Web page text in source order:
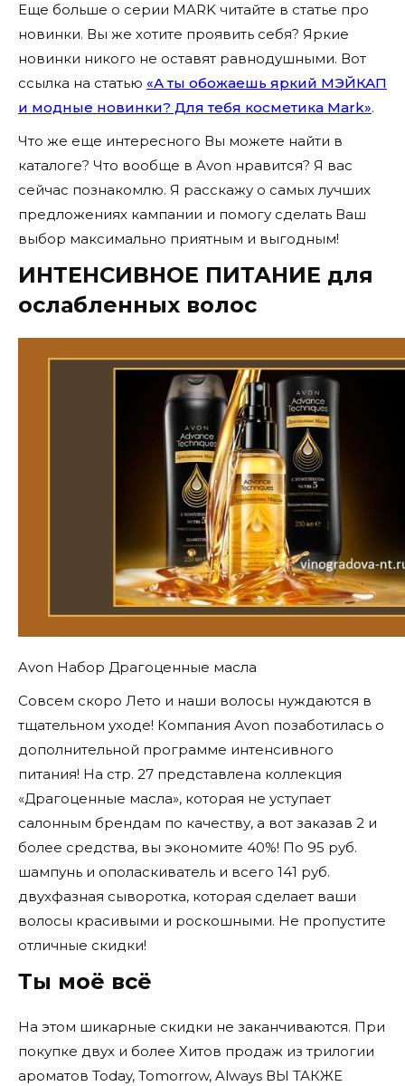
Еще больше о серии MARK читайте в статье про
новинки. Вы же хотите проявить себя? Яркие
новинки никого не оставят равнодушными. Вот
ссылка на статью «А ты обожаешь яркий МЭЙКАП
и модные новинки? Для тебя косметика Mark».
Что же еще интересного Вы можете найти в
каталоге? Что вообще в Avon нравится? Я вас
сейчас познакомлю. Я расскажу о самых лучших
предложениях кампании и помогу сделать Ваш
выбор максимально приятным и выгодным!
ИНТЕНСИВНОЕ ПИТАНИЕ для
ослабленных волос
Avon Набор Драгоценные масла
Совсем скоро Лето и наши волосы нуждаются в
тщательном уходе! Компания Аvon позаботилась о
дополнительной программе интенсивного
питания! На стр. 27 представлена коллекция
«Драгоценные масла», которая не уступает
салонным брендам по качеству, а вот заказав 2 и
более средства, вы экономите 40%! По 95 руб.
шампунь и ополаскиватель и всего 141 руб.
двухфазная сыворотка, которая сделает ваши
волосы красивыми и роскошными. Не пропустите
отличные скидки!
Ты моё всё
На этом шикарные скидки не заканчиваются. При
покупке двух и более Хитов продаж из трилогии
ароматов Today, Tomorrow, Always ВЫ ТАКЖЕ